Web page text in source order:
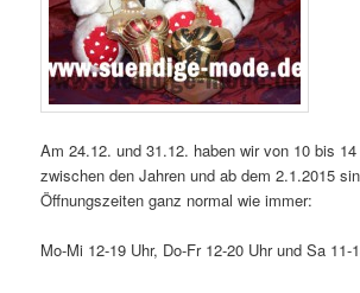
Am 24.12. und 31.12. haben wir von 10 bis
zwischen den Jahren und ab dem 2.1.2015
Öffnungszeiten ganz normal wie immer:
Mo-Mi 12-19 Uhr, Do-Fr 12-20 Uhr und Sa 11-